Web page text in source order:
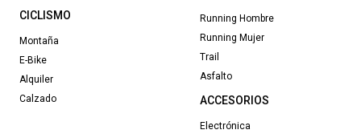
CICLISMO
Montaña
E-Bike
Alquiler
Calzado
Running Hombre
Running Mujer
Trail
Asfalto
ACCESORIOS
Electrónica